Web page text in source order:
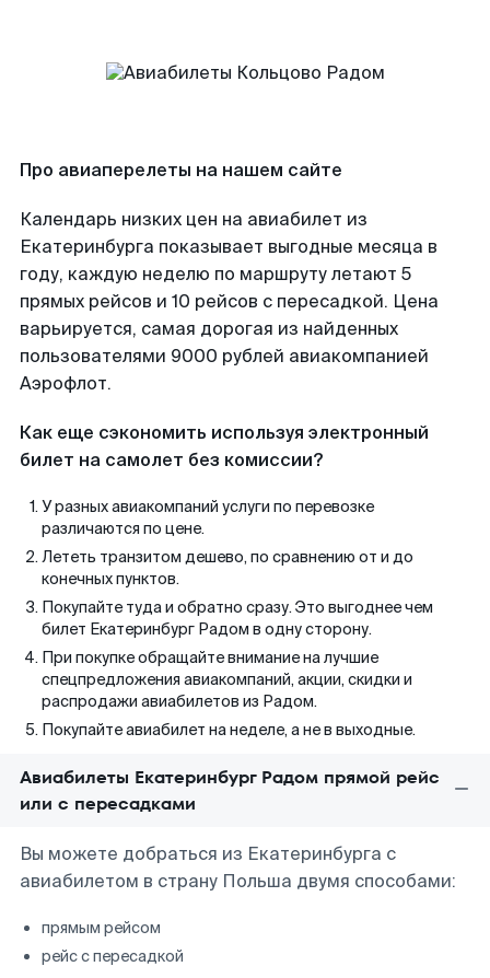
Про авиаперелеты на нашем сайте
Календарь низких цен на авиабилет из
Екатеринбурга показывает выгодные месяца в
году, каждую неделю по маршруту летают 5
прямых рейсов и 10 рейсов с пересадкой. Цена
варьируется, самая дорогая из найденных
пользователями 9000 рублей авиакомпанией
Аэрофлот.
Как еще сэкономить используя электронный
билет на самолет без комиссии?
У разных авиакомпаний услуги по перевозке
различаются по цене.
Лететь транзитом дешево, по сравнению от и до
конечных пунктов.
Покупайте туда и обратно сразу. Это выгоднее чем
билет Екатеринбург Радом в одну сторону.
При покупке обращайте внимание на лучшие
спецпредложения авиакомпаний, акции, скидки и
распродажи авиабилетов из Радом.
Покупайте авиабилет на неделе, а не в выходные.
Авиабилеты Екатеринбург Радом прямой рейс
или с пересадками
Вы можете добраться из Екатеринбурга с
авиабилетом в страну Польша двумя способами:
прямым рейсом
рейс с пересадкой